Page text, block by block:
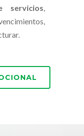
servicios,